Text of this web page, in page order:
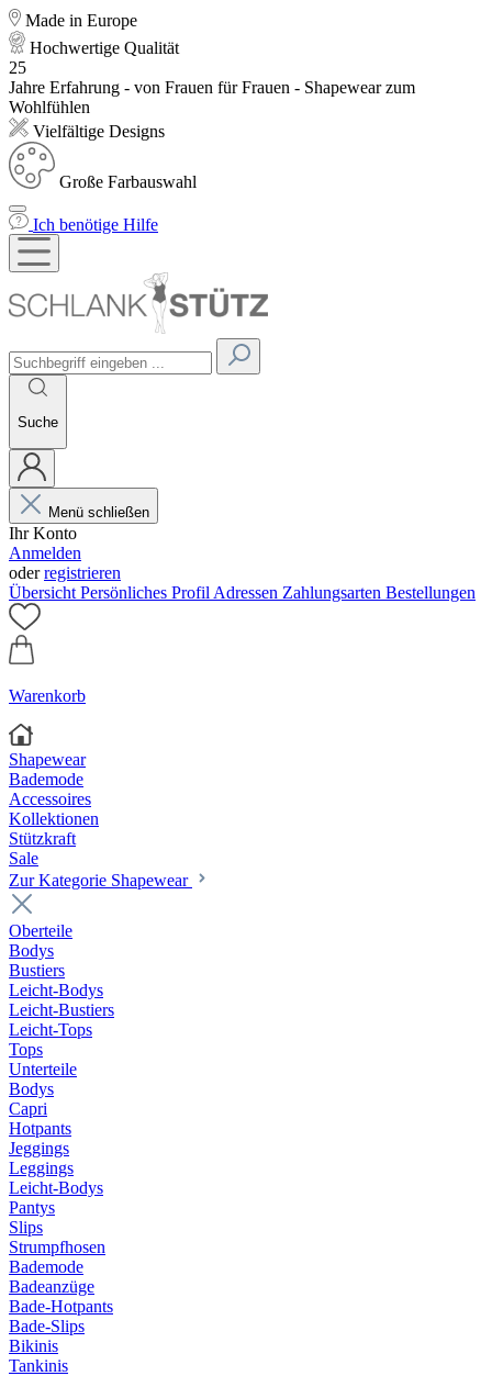
Made in Europe
Hochwertige Qualität
25
Jahre Erfahrung - von Frauen für Frauen - Shapewear zum
Wohlfühlen
Vielfältige Designs
Große Farbauswahl
Ich benötige Hilfe
Suche
Menü schließen
Ihr Konto
Anmelden
oderregistrieren
Übersicht Persönliches Profil Adressen Zahlungsarten Bestellungen
Warenkorb
Shapewear
Bademode
Accessoires
Kollektionen
Stützkraft
Sale
Zur Kategorie Shapewear
Oberteile
Bodys
Bustiers
Leicht-Bodys
Leicht-Bustiers
Leicht-Tops
Tops
Unterteile
Bodys
Capri
Hotpants
Jeggings
Leggings
Leicht-Bodys
Pantys
Slips
Strumpfhosen
Bademode
Badeanzüge
Bade-Hotpants
Bade-Slips
Bikinis
Tankinis